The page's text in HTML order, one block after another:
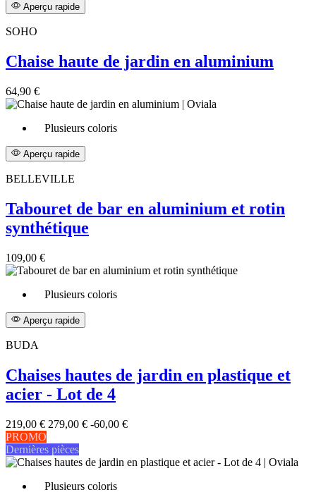
Aperçu rapide
SOHO
Chaise haute de jardin en aluminium
64,90 €
Plusieurs coloris
Aperçu rapide
BELLEVILLE
Tabouret de bar en aluminium et rotin
synthétique
109,00 €
Plusieurs coloris
Aperçu rapide
BUDA
Chaises hautes de jardin en plastique et
acier - Lot de 4
219,00 € 279,00 € -60,00 €
PROMO
Dernières pièces
Plusieurs coloris